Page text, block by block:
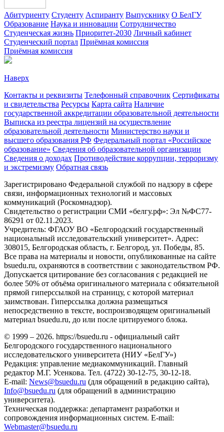
Абитуриенту Студенту Аспиранту Выпускнику О БелГУ
Образование Наука и инновации Сотрудничество
Студенческая жизнь Приоритет-2030 Личный кабинет
Студенческий портал Приёмная комиссия
Приёмная комиссия
Наверх
Контакты и реквизиты Телефонный справочник Сертификаты
и свидетельства Ресурсы Карта сайта Наличие
государственной аккредитации образовательной деятельности
Выписка из реестра лицензий на осуществление
образовательной деятельности Министерствo науки и
высшего образования РФ Федеральный портал «Российское
образование» Сведения об образовательной организации
Сведения о доходах Противодействие коррупции, терроризму
и экстремизму Обратная связь
Зарегистрировано Федеральной службой по надзору в сфере
связи, информационных технологий и массовых
коммуникаций (Роскомнадзор).
Свидетельство о регистрации СМИ «белгу.рф»: Эл №ФС77-
86291 от 02.11.2023.
Учредитель: ФГАОУ ВО «Белгородский государственный
национальный исследовательский университет». Адрес:
308015, Белгородская область, г. Белгород, ул. Победы, 85.
Все права на материалы и новости, опубликованные на сайте
bsuedu.ru, охраняются в соответствии с законодательством РФ.
Допускается цитирование без согласования с редакцией не
более 50% от объёма оригинального материала с обязательной
прямой гиперссылкой на страницу, с которой материал
заимствован. Гиперссылка должна размещаться
непосредственно в тексте, воспроизводящем оригинальный
материал bsuedu.ru, до или после цитируемого блока.
© 1999 – 2026. https://bsuedu.ru - официальный сайт
Белгородского государственного национального
исследовательского университета (НИУ «БелГУ»)
Редакция: управление медиакоммуникаций. Главный
редактор М.Г. Усенкова. Тел. (4722) 30-12-75, 30-12-18.
E-mail: News@bsuedu.ru (для обращений в редакцию сайта),
Info@bsuedu.ru (для обращений в администрацию
университета).
Техническая поддержка: департамент разработки и
сопровождения информационных систем. E-mail:
Webmaster@bsuedu.ru